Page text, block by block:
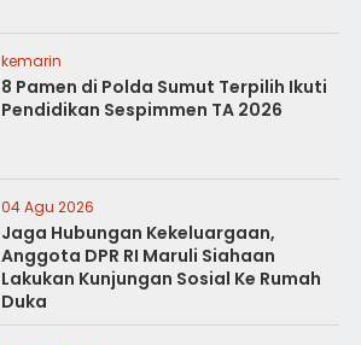
kemarin
8 Pamen di Polda Sumut Terpilih Ikuti
Pendidikan Sespimmen TA 2026
04 Agu 2026
Jaga Hubungan Kekeluargaan,
Anggota DPR RI Maruli Siahaan
Lakukan Kunjungan Sosial Ke Rumah
Duka